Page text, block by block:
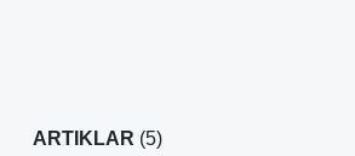
ARTIKLAR (5)